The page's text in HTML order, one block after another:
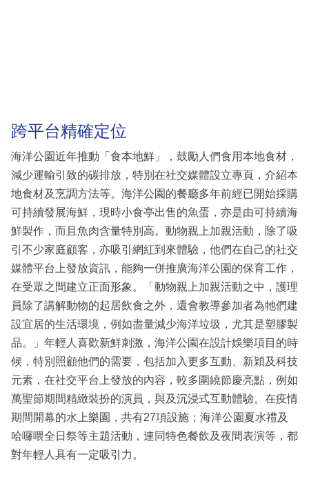
跨平台精確定位
海洋公園近年推動「食本地鮮」，鼓勵人們食用本地食材，
減少運輸引致的碳排放，特別在社交媒體設立專頁，介紹本
地食材及烹調方法等。海洋公園的餐廳多年前經已開始採購
可持續發展海鮮，現時小食亭出售的魚蛋，亦是由可持續海
鮮製作，而且魚肉含量特別高。動物親上加親活動，除了吸
引不少家庭顧客，亦吸引網紅到來體驗，他們在自己的社交
媒體平台上發放資訊，能夠一併推廣海洋公園的保育工作，
在受眾之間建立正面形象。「動物親上加親活動之中，護理
員除了講解動物的起居飲食之外，還會教導參加者為牠們建
設宜居的生活環境，例如盡量減少海洋垃圾，尤其是塑膠製
品。」年輕人喜歡新鮮刺激，海洋公園在設計娛樂項目的時
候，特別照顧他們的需要，包括加入更多互動、新穎及科技
元素，在社交平台上發放的內容，較多圍繞節慶亮點，例如
萬聖節期間精緻裝扮的演員，與及沉浸式互動體驗。在疫情
期間開幕的水上樂園，共有27項設施；海洋公園夏水禮及
哈囉喂全日祭等主題活動，連同特色餐飲及夜間表演等，都
對年輕人具有一定吸引力。